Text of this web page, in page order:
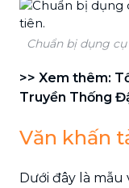
Chuẩn bị dụng
>> Xem thêm:
Truyền Thống
Văn khấn
Dưới đây là mẫu